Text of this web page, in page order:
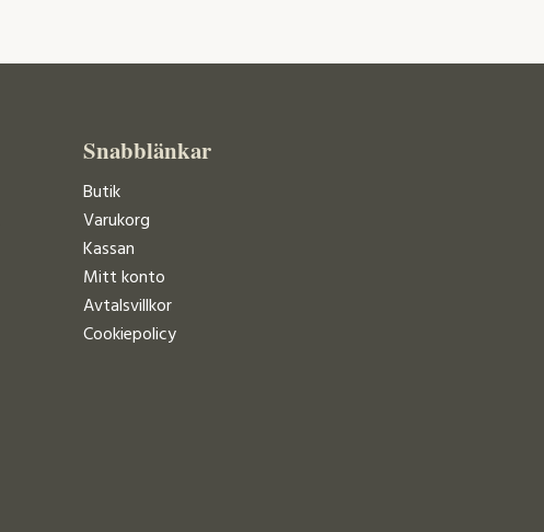
Snabblänkar
Butik
Varukorg
Kassan
Mitt konto
Avtalsvillkor
Cookiepolicy